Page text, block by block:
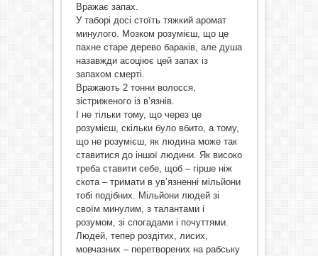
Вражає запах.
У таборі досі стоїть тяжкий аромат
минулого. Мозком розумієш, що це
пахне старе дерево бараків, але душа
назавжди асоціює цей запах із
запахом смерті.
Вражають 2 тонни волосся,
зістриженого із в’язнів.
І не тільки тому, що через це
розумієш, скільки було вбито, а тому,
що не розумієш, як людина може так
ставитися до іншої людини. Як високо
треба ставити себе, щоб – гірше ніж
скота – тримати в ув’язненні мільйони
тобі подібних. Мільйони людей зі
своїм минулим, з талантами і
розумом, зі спогадами і почуттями.
Людей, тепер роздітих, лисих,
мовчазних – перетворених на рабську